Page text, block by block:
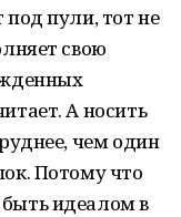
пули, тот не
свою
А носить
чем один
Потому что
идеалом в